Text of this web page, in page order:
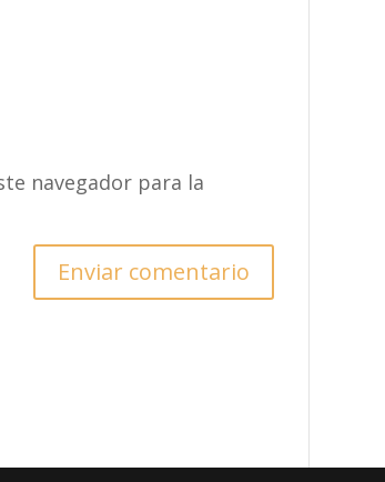
navegador para la